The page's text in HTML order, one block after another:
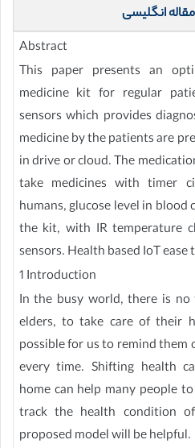
انگلیسی
Abstract
This paper presents an
medicine kit for regular
sensors which provides
medicine by the patients are
in drive or cloud. The
take medicines with timer
humans, glucose level in
the kit, with IR temperature
sensors. Health based IoT ease
1 Introduction
In the busy world, there is
elders, to take care of their
possible for us to remind them
every time. Shifting health
home can help many people
track the health condition
proposed model will be helpful.